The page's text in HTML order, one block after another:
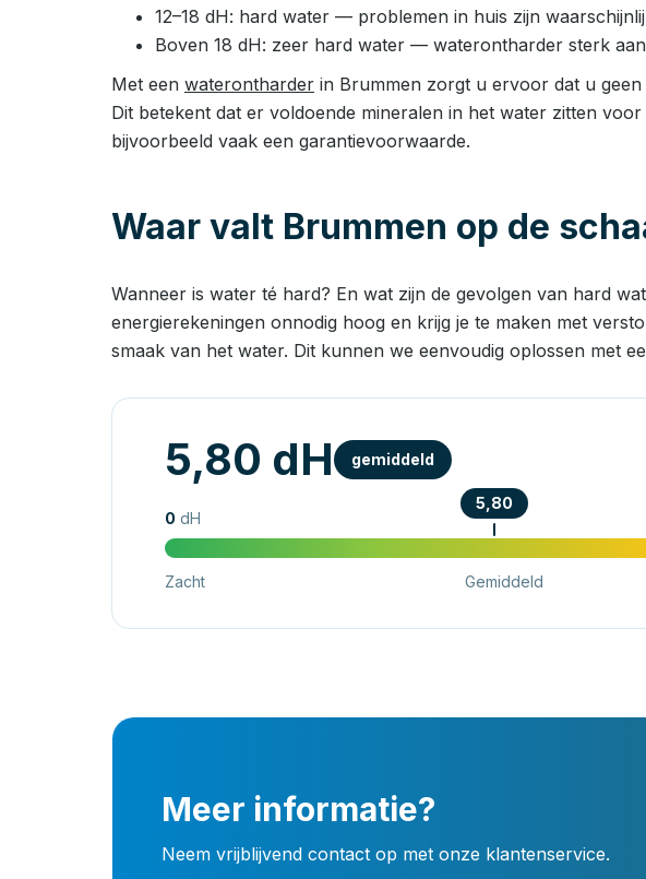
12–18 dH: hard water — problemen in huis zijn
Boven 18 dH: zeer hard water — waterontharder sterk
Met een waterontharder in Brummen zorgt u ervoor dat u
Dit betekent dat er voldoende mineralen in het water zitten
bijvoorbeeld vaak een garantievoorwaarde.
Waar valt Brummen op de
Wanneer is water té hard? En wat zijn de gevolgen van hard
energierekeningen onnodig hoog en krijg je te maken met
smaak van het water. Dit kunnen we eenvoudig oplossen met
5,80 dH gemiddeld
0 dH
5,80
Zacht Gemiddeld
Meer informatie?
Neem vrijblijvend contact op met onze klantenservice.